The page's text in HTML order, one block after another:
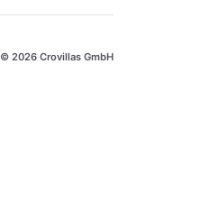
© 2026 Crovillas GmbH